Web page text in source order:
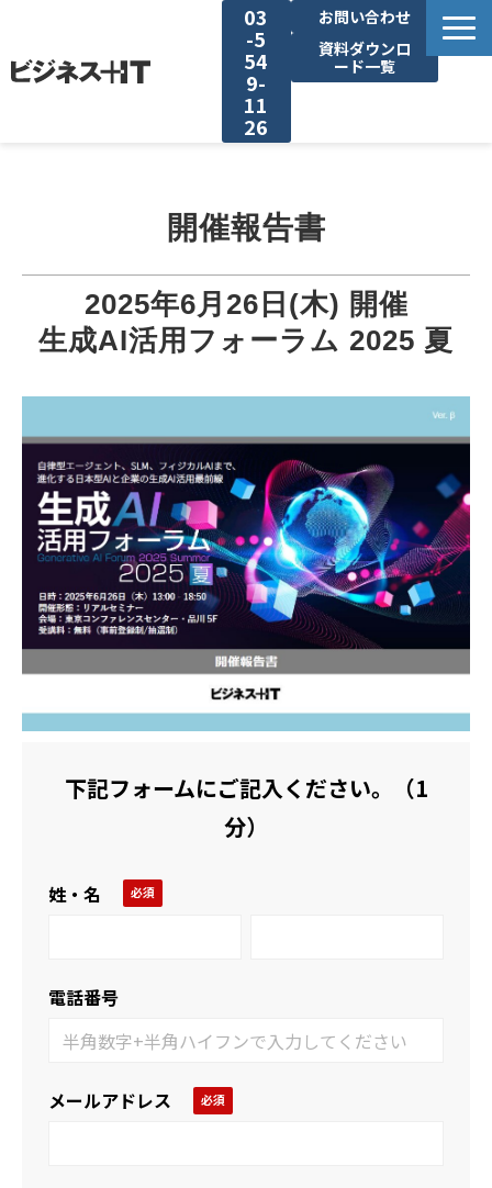
03
-5
54
9-
11
26
お問い合わせ
資料ダウンロ
ード一覧
リード収集がしたい
アンケート調査がしたい
企画資料ダウンロード
活用事例
ブログ
開催報告書
2025年6月26日(木) 開催
生成AI活用フォーラム 2025 夏
下記フォームにご記入ください。（1
分）
姓・名
電話番号
メールアドレス